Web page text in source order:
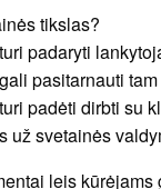
tikslas?
padaryti
pasitarnauti
padėti dirbti su
už svetainės
leis